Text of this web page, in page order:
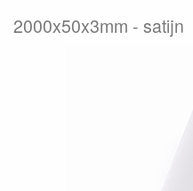
2000x50x3mm satijn